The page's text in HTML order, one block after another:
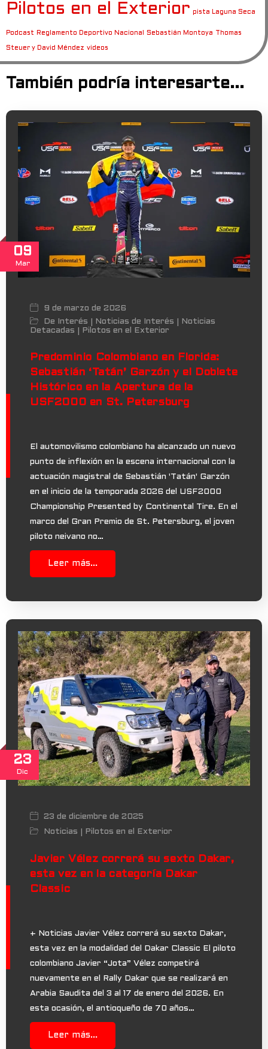
Pilotos en el Exterior pista Laguna Seca
Podcast Reglamento Deportivo Nacional Sebastián Montoya Thomas
Steuer y David Méndez videos
También podría interesarte...
09
Mar
9 de marzo de 2026
De Interés
Noticias de Interés
Noticias
Detacadas
Pilotos en el Exterior
Predominio Colombiano en Florida:
Sebastián ‘Tatán’ Garzón y el Doblete
Histórico en la Apertura de la
USF2000 en St. Petersburg
El automovilismo colombiano ha alcanzado un nuevo
punto de inflexión en la escena internacional con la
actuación magistral de Sebastián 'Tatán' Garzón
en el inicio de la temporada 2026 del USF2000
Championship Presented by Continental Tire. En el
marco del Gran Premio de St. Petersburg, el joven
piloto neivano no…
Leer más...
23
Dic
23 de diciembre de 2025
Noticias
Pilotos en el Exterior
Javier Vélez correrá su sexto Dakar,
esta vez en la categoría Dakar
Classic
+ Noticias Javier Vélez correrá su sexto Dakar,
esta vez en la modalidad del Dakar Classic El piloto
colombiano Javier “Jota” Vélez competirá
nuevamente en el Rally Dakar que se realizará en
Arabia Saudita del 3 al 17 de enero del 2026. En
esta ocasión, el antioqueño de 70 años…
Leer más...